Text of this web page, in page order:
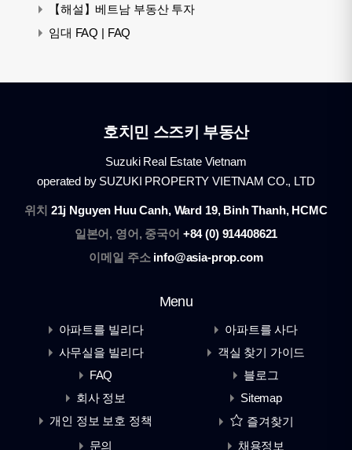
【해설】베트남 부동산 투자
임대 FAQ | FAQ
호치민 스즈키 부동산
Suzuki Real Estate Vietnam
operated by SUZUKI PROPERTY VIETNAM CO., LTD
위치 21j Nguyen Huu Canh, Ward 19, Binh Thanh, HCMC
일본어, 영어, 중국어 +84 (0) 914408621
이메일 주소 info@asia-prop.com
Menu
아파트를 빌리다
아파트를 사다
사무실을 빌리다
객실 찾기 가이드
FAQ
블로그
회사 정보
Sitemap
개인 정보 보호 정책
즐겨찾기
문의
채용정보